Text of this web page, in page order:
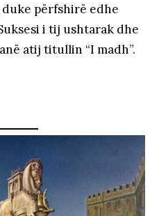
përfshirë edhe
i tij ushtarak dhe
atij titullin “I madh”.